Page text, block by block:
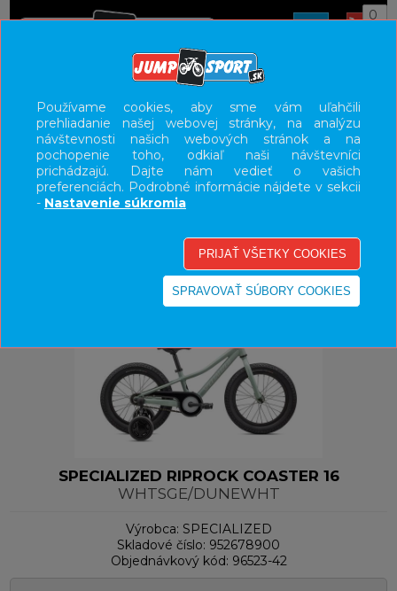
0
UŽÍVATEĽSKÝ PANEL
KATEGÓRIE
VÝPREDAJ - VŠETKO
SPECIALIZED RIPROCK COASTER 16
WHTSGE/DUNEWHT
Výrobca: SPECIALIZED
Skladové číslo: 952678900
Objednávkový kód: 96523-42
Používame cookies, aby sme vám uľahčili
prehliadanie našej webovej stránky, na analýzu
návštevnosti našich webových stránok a na
pochopenie toho, odkiaľ naši návštevníci
prichádzajú. Dajte nám vedieť o vašich
preferenciách. Podrobné informácie nájdete v sekcii
- Nastavenie súkromia